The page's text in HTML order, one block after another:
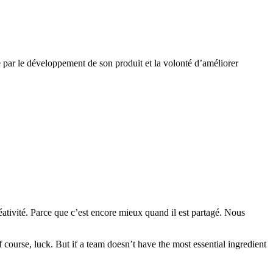
le développement de son produit et la volonté d’améliorer
Parce que c’est encore mieux quand il est partagé. Nous
luck. But if a team doesn’t have the most essential ingredient